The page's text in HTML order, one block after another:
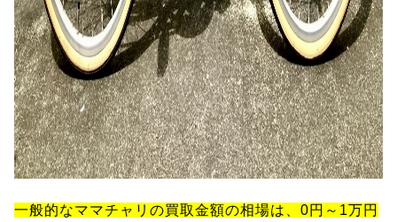
一般的なママチャリの買取金額の相場は、0円～1万円